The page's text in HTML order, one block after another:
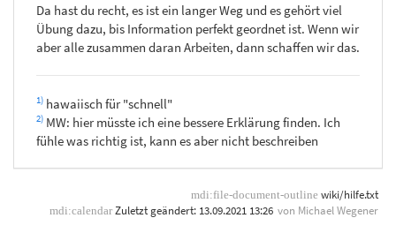
Da hast du recht, es ist ein langer Weg und es gehört viel
Übung dazu, bis Information perfekt geordnet ist. Wenn wir
aber alle zusammen daran Arbeiten, dann schaffen wir das.
1) hawaiisch für "schnell"
2) MW: hier müsste ich eine bessere Erklärung finden. Ich
fühle was richtig ist, kann es aber nicht beschreiben
wiki/hilfe.txt
Zuletzt geändert: 13.09.2021 13:26 von Michael Wegener